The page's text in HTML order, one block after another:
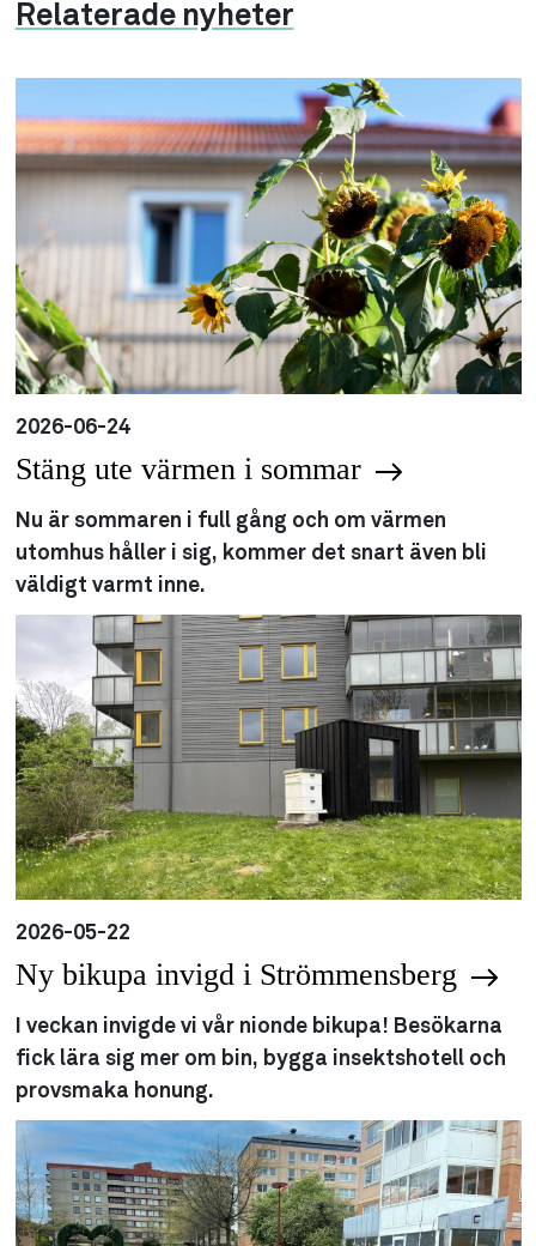
Relaterade nyheter
2026-06-24
Stäng ute värmen i sommar
Nu är sommaren i full gång och om värmen
utomhus håller i sig, kommer det snart även bli
väldigt varmt inne.
2026-05-22
Ny bikupa invigd i Strömmensberg
I veckan invigde vi vår nionde bikupa! Besökarna
fick lära sig mer om bin, bygga insektshotell och
provsmaka honung.